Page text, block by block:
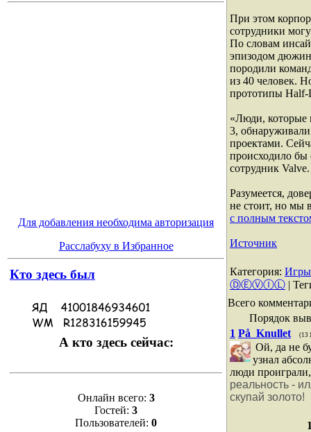
Для добавления необходима авторизация
Расслабуху в Избранное
Кто здесь был
А кто здесь сейчас:
Онлайн всего: 3
Гостей: 3
Пользователей: 0
При этом
сотрудники
По словам
эпизодом
породили
из 40 человек.
прототипы Half-
«Люди, которые
3,
проектами.
происходило
сотрудник Valve.
Разумеется,
не стоит, но мы
с полным
Источник
Категория: Игры
ⒹⒺⓋⒾⓁ |
Всего
Порядок
1 På_Knullet (13
Ой, да не
узнал
люди
реальность -
скупай золото!